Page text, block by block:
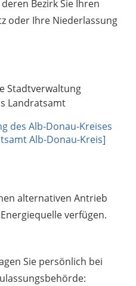
Bezirk Sie Ihren
oder Ihre Niederlassung
Stadtverwaltung
Landratsamt
des Alb-Donau-Kreises
Alb-Donau-Kreis]
alternativen Antrieb
verfügen.
Sie persönlich bei